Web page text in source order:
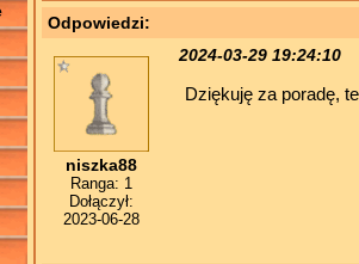
Odpowiedzi:
niszka88
Ranga: 1
Dołączył:
2023-06-28
2024-03-29 19:24:10
Dziękuję za poradę,